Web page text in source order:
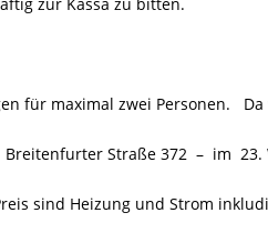
für maximal zwei Personen. Da
Breitenfurter Straße 372 – im 23.
sind Heizung und Strom